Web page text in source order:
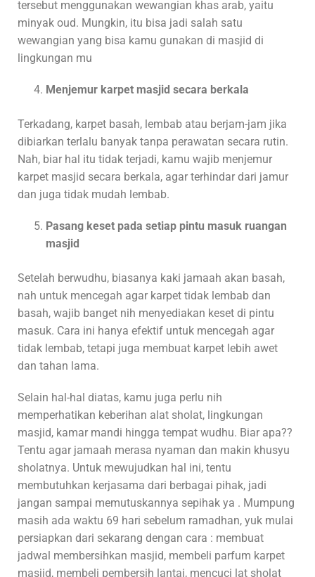
tersebut menggunakan wewangian khas arab, yaitu
minyak oud. Mungkin, itu bisa jadi salah satu
wewangian yang bisa kamu gunakan di masjid di
lingkungan mu
Menjemur karpet masjid secara berkala
Terkadang, karpet basah, lembab atau berjam-jam jika
dibiarkan terlalu banyak tanpa perawatan secara rutin.
Nah, biar hal itu tidak terjadi, kamu wajib menjemur
karpet masjid secara berkala, agar terhindar dari jamur
dan juga tidak mudah lembab.
Pasang keset pada setiap pintu masuk ruangan
masjid
Setelah berwudhu, biasanya kaki jamaah akan basah,
nah untuk mencegah agar karpet tidak lembab dan
basah, wajib banget nih menyediakan keset di pintu
masuk. Cara ini hanya efektif untuk mencegah agar
tidak lembab, tetapi juga membuat karpet lebih awet
dan tahan lama.
Selain hal-hal diatas, kamu juga perlu nih
memperhatikan keberihan alat sholat, lingkungan
masjid, kamar mandi hingga tempat wudhu. Biar apa??
Tentu agar jamaah merasa nyaman dan makin khusyu
sholatnya. Untuk mewujudkan hal ini, tentu
membutuhkan kerjasama dari berbagai pihak, jadi
jangan sampai memutuskannya sepihak ya . Mumpung
masih ada waktu 69 hari sebelum ramadhan, yuk mulai
persiapkan dari sekarang dengan cara : membuat
jadwal membersihkan masjid, membeli parfum karpet
masjid, membeli pembersih lantai, mencuci lat sholat